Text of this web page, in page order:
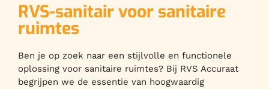
RVS-sanitair voor sanitaire
ruimtes
Ben je op zoek naar een stijlvolle en functionele
oplossing voor sanitaire ruimtes? Bij RVS Accuraat
begrijpen we de essentie van hoogwaardig